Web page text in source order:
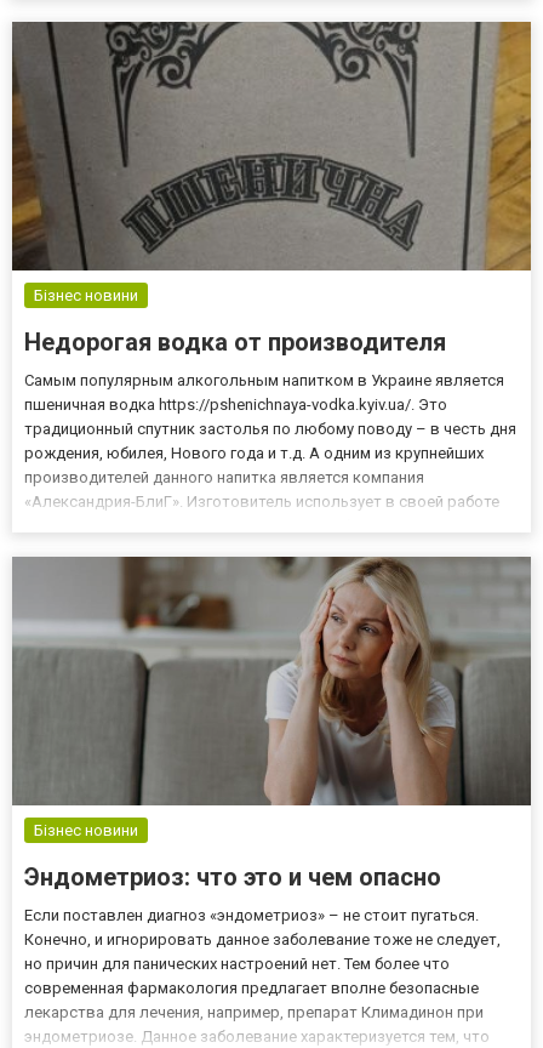
нескольких столетий. Совреме...
Бізнес новини
Недорогая водка от производителя
Самым популярным алкогольным напитком в Украине является
пшеничная водка https://pshenichnaya-vodka.kyiv.ua/. Это
традиционный спутник застолья по любому поводу – в честь дня
рождения, юбилея, Нового года и т.д. А одним из крупнейших
производителей данного напитка является компания
«Александрия-БлиГ». Изготовитель использует в своей работе
Бізнес новини
Эндометриоз: что это и чем опасно
Если поставлен диагноз «эндометриоз» – не стоит пугаться.
Конечно, и игнорировать данное заболевание тоже не следует,
но причин для панических настроений нет. Тем более что
современная фармакология предлагает вполне безопасные
лекарства для лечения, например, препарат Климадинон при
эндометриозе. Данное заболевание характеризуется тем, что